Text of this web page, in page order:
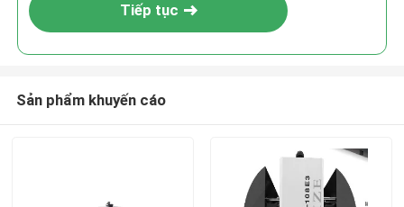
Tiếp tục
Sản phẩm khuyến cáo